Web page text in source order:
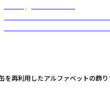
用したアルファベットの飾りです。